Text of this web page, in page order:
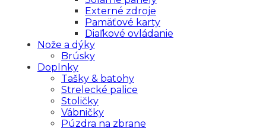
Externé zdroje
Pamäťové karty
Diaľkové ovládanie
Nože a dýky
Brúsky
Doplnky
Tašky & batohy
Strelecké palice
Stoličky
Vábničky
Púzdra na zbrane